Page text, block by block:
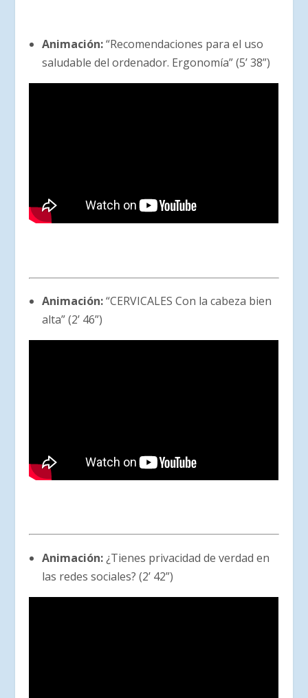
Animación:“Recomendaciones para el uso
saludable del ordenador. Ergonomía” (5’ 38”)
Animación:“CERVICALES Con la cabeza bien
alta” (2’ 46”)
Animación: ¿Tienes privacidad de verdad en
las redes sociales? (2’ 42”)